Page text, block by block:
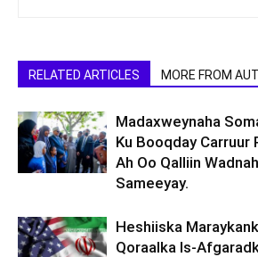
RELATED ARTICLES MORE FROM
Madaxweynaha
Ku Booqday Carruur
Ah Oo Qalliin
Sameeyay.
Heshiiska
Qoraalka Is-